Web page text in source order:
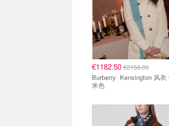
€1182.50 €2150.00
Burberry Kensington 风衣 中长款
米色